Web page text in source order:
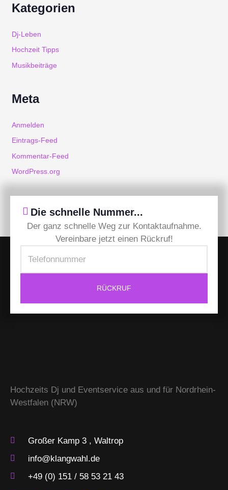
Kategorien
Dj-Leben
Hochzeit Tipps
Musikbeiträge
Meta
Anmelden
Eintrags-Feed
Kommentar-Feed
WordPress.org
Die schnelle Nummer...
Der ganz schnelle Weg zur Kontaktaufnahme.
Vereinbare jetzt einen Rückruf!
RÜCKRUF
Hochzeits Dj und Eventservice aus und für Nordrhein-
Westfalen (NRW)
Großer Kamp 3 , Waltrop
info@klangwahl.de
+49 (0) 151 / 58 53 21 43